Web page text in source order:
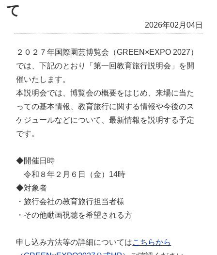
て
2026年02月04日
２０２７年国際園芸博覧会（GREEN×EXPO 2027）
では、下記のとおり「第一回教育旅行説明会」を開
催いたします。
本説明会では、博覧会の概要をはじめ、来場に当た
っての基本情報、教育旅行に関する情報や今後のス
ケジュールなどについて、最新情報を説明する予定
です。
◆開催日時
令和８年２月６日（金）14時
◆対象者
・旅行会社の教育旅行担当者様
・その他動画視聴を希望される方
申し込み方法等の詳細についてはこちらから